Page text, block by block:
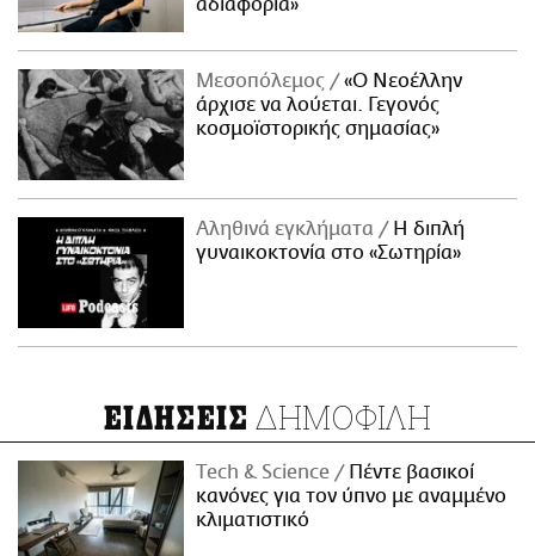
αδιαφορία»
Μεσοπόλεμος
«Ο Νεοέλλην
άρχισε να λούεται. Γεγονός
κοσμοϊστορικής σημασίας»
Αληθινά εγκλήματα
Η διπλή
γυναικοκτονία στο «Σωτηρία»
ΕΙΔΗΣΕΙΣ ΔΗΜΟΦΙΛΗ
Τech & Science
Πέντε βασικοί
κανόνες για τον ύπνο με αναμμένο
κλιματιστικό